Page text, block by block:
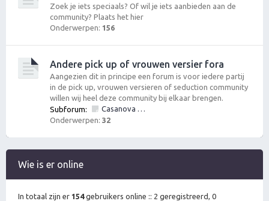
Zoek je iets speciaals? Of wil je iets aanbieden aan de
community? Plaats het hier
Onderwerpen: 156
Andere pick up of vrouwen versier fora
Aangezien dit in principe een forum is voor iedere partij
in de pick up, vrouwen versieren of seduction community
willen wij heel deze community bij elkaar brengen.
Subforum:
Casanova Bootcamp Forum
Onderwerpen: 32
Wie is er online
In totaal zijn er 154gebruikers online :: 2 geregistreerd, 0